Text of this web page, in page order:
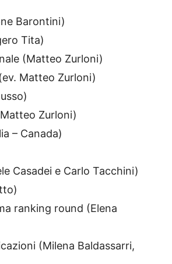
Barontini)
Tita)
(Matteo Zurloni)
Matteo Zurloni)
Zurloni)
– Canada)
Casadei e Carlo Tacchini)
ranking round (Elena
(Milena Baldassarri,